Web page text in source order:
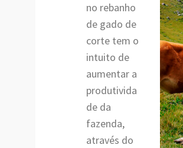
no rebanho
de gado de
corte tem o
intuito de
aumentar a
produtivida
de da
fazenda,
através do